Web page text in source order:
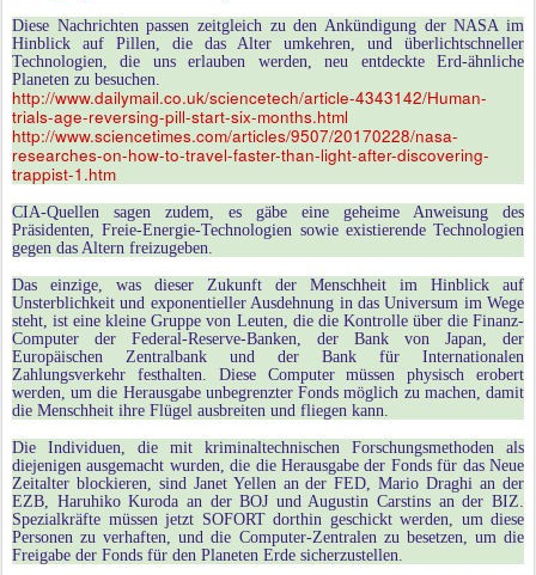
Diese Nachrichten passen zeitgleich zu den Ankündigung der NASA im
Hinblick auf Pillen, die das Alter umkehren, und überlichtschneller
Technologien, die uns erlauben werden, neu entdeckte Erd-ähnliche
Planeten zu besuchen.
http://www.dailymail.co.uk/sciencetech/article-4343142/Human-
trials-age-reversing-pill-start-six-months.html
http://www.sciencetimes.com/articles/9507/20170228/nasa-
researches-on-how-to-travel-faster-than-light-after-discovering-
trappist-1.htm
CIA-Quellen sagen zudem, es gäbe eine geheime Anweisung des
Präsidenten, Freie-Energie-Technologien sowie existierende Technologien
gegen das Altern freizugeben.
Das einzige, was dieser Zukunft der Menschheit im Hinblick auf
Unsterblichkeit und exponentieller Ausdehnung in das Universum im Wege
steht, ist eine kleine Gruppe von Leuten, die die Kontrolle über die Finanz-
Computer der Federal-Reserve-Banken, der Bank von Japan, der
Europäischen Zentralbank und der Bank für Internationalen
Zahlungsverkehr festhalten. Diese Computer müssen physisch erobert
werden, um die Herausgabe unbegrenzter Fonds möglich zu machen, damit
die Menschheit ihre Flügel ausbreiten und fliegen kann.
Die Individuen, die mit kriminaltechnischen Forschungsmethoden als
diejenigen ausgemacht wurden, die die Herausgabe der Fonds für das Neue
Zeitalter blockieren, sind Janet Yellen an der FED, Mario Draghi an der
EZB, Haruhiko Kuroda an der BOJ und Augustin Carstins an der BIZ.
Spezialkräfte müssen jetzt SOFORT dorthin geschickt werden, um diese
Personen zu verhaften, und die Computer-Zentralen zu besetzen, um die
Freigabe der Fonds für den Planeten Erde sicherzustellen.